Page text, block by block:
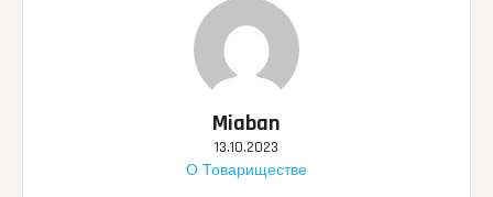
Miaban
13.10.2023
О Товариществе